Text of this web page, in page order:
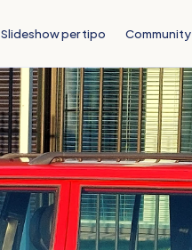
Slideshow per tipo Community